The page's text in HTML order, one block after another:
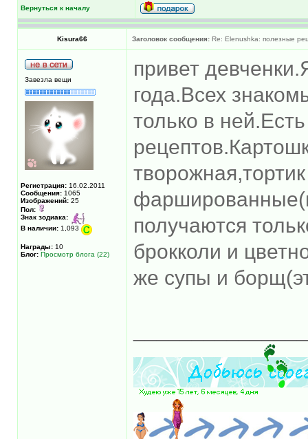
Вернуться к началу
Kisura66 Заголовок сообщения: Re: Elenushka: полезные
Завезла вещи
Регистрация: 16.02.2011
Сообщения: 1065
Изображений: 25
Пол:
Знак зодиака:
В наличии: 1,093
Награды: 10
Блог: Просмотр блога (22)
привет
года.Всех
только в
получаются
брокколи и
же супы и